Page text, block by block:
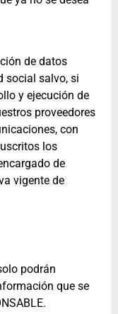
de datos
social salvo, si
y ejecución de
proveedores
con
los
de
vigente de
podrán
que se